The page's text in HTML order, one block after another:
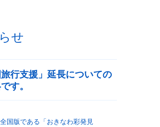
せ
旅行支援」延長についての
す。
国版である「おきなわ彩発見